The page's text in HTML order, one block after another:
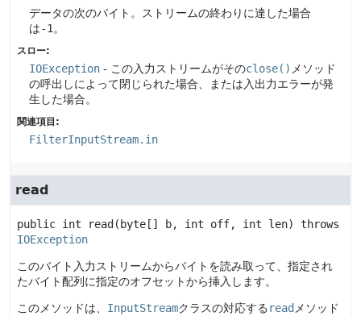
データの次のバイト。ストリームの終わりに達した場合
は-1 。
スロー:
IOException - この入力ストリームがそのclose() メソッド
の呼出しによって閉じられた場合、または入出力エラーが発
生した場合。
関連項目:
FilterInputStream.in
read
public int read (byte[] b, int off, int len)
throws
IOException
このバイト入力ストリームからバイトを読み取って、指定され
たバイト配列に指定のオフセットから挿入します。
このメソッドは、 InputStreamクラスの対応する read メソッド